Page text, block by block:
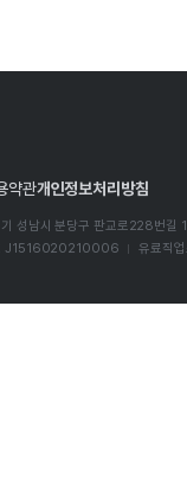
약관개인정보처리방침
기 성남시 분당구 판교로228번길
J1516020210006 유료직